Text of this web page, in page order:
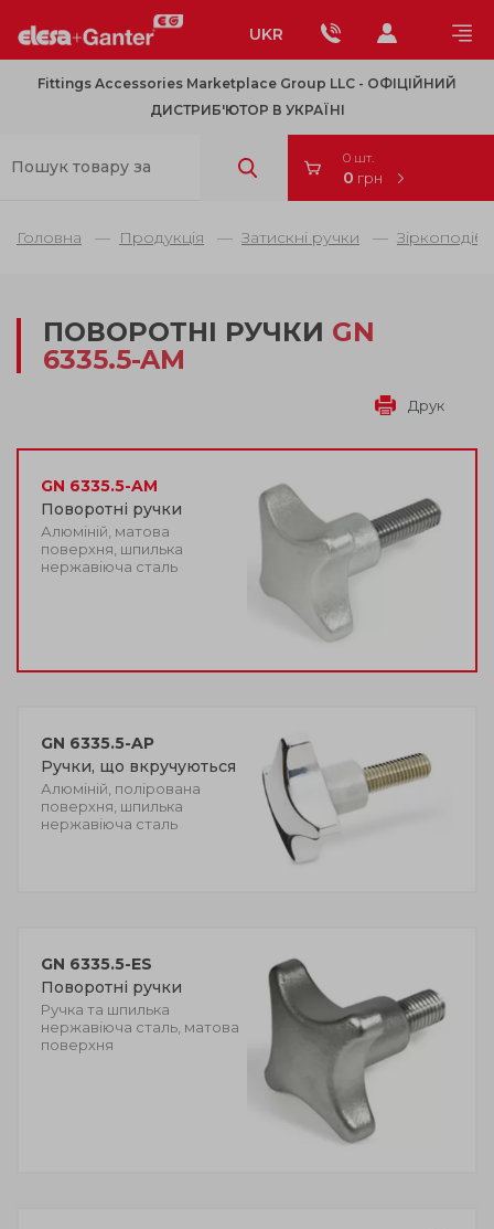
UKR
Fittings Accessories Marketplace Group LLC - OФІЦІЙНИЙ
ДИСТРИБ'ЮТОР В УКРАЇНІ
0 шт.
0 грн
Головна Продукція Затискні ручки
ПОВОРОТНІ РУЧКИ GN
6335.5-AM
Друк
GN 6335.5-AM
Поворотні ручки
Алюміній, матова
поверхня, шпилька
нержавіюча сталь
GN 6335.5-AP
Ручки, що вкручуються
Алюміній, полірована
поверхня, шпилька
нержавіюча сталь
GN 6335.5-ES
Поворотні ручки
Ручка та шпилька
нержавіюча сталь, матова
поверхня